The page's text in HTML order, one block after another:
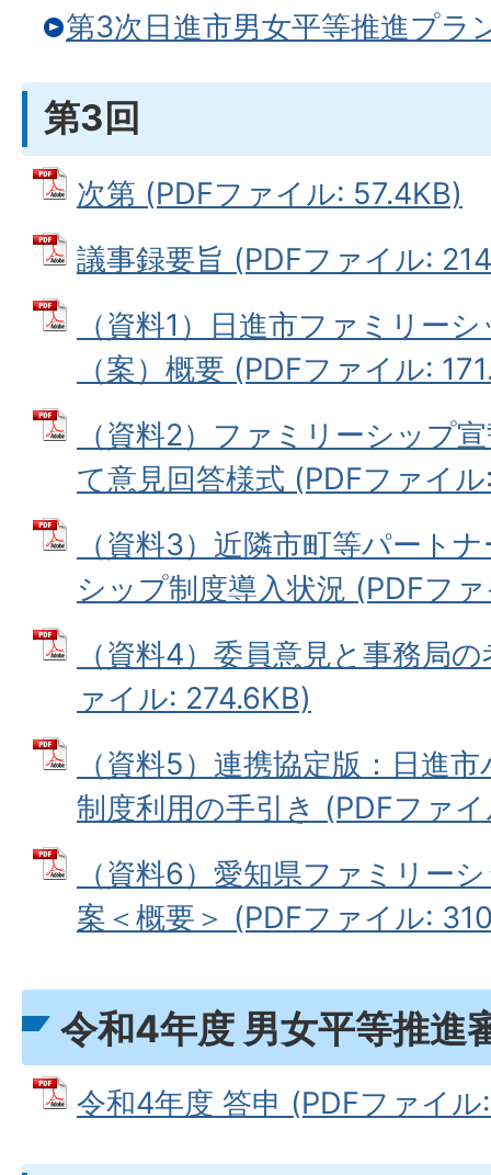
第3次日進市男女平等推進プラ
第3回
次第 (PDFファイル: 57.4KB)
議事録要旨 (PDFファイル:
（資料1）日進市ファミリー
（案）概要 (PDFファイル:
（資料2）ファミリーシップ
て意見回答様式 (PDFファイ
（資料3）近隣市町等パート
シップ制度導入状況 (PDFフ
（資料4）委員意見と事務局
ァイル: 274.6KB)
（資料5）連携協定版：日進
制度利用の手引き (PDFファ
（資料6）愛知県ファミリー
案＜概要＞ (PDFファイル:
令和4年度 男女平等推進
令和4年度 答申 (PDFファイ